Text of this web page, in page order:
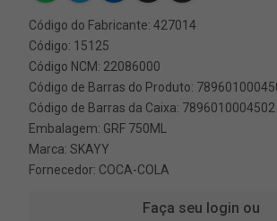
Código do Fabricante: 427014
Código: 15125
Código NCM: 22086000
Código de Barras do Produto:
Código de Barras da Caixa: 7896010004502
Embalagem: GRF 750ML
Marca: SKAYY
Fornecedor: COCA-COLA
Faça seu login ou